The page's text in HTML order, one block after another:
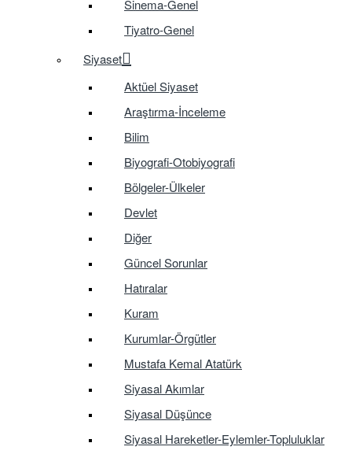
Sinema-Genel
Tiyatro-Genel
Siyaset
Aktüel Siyaset
Araştırma-İnceleme
Bilim
Biyografi-Otobiyografi
Bölgeler-Ülkeler
Devlet
Diğer
Güncel Sorunlar
Hatıralar
Kuram
Kurumlar-Örgütler
Mustafa Kemal Atatürk
Siyasal Akımlar
Siyasal Düşünce
Siyasal Hareketler-Eylemler-Topluluklar